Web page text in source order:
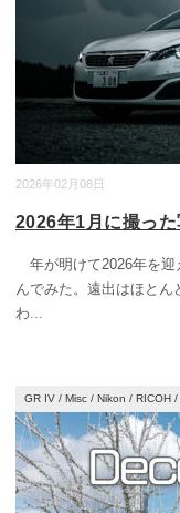
2026年02月08日
2026年1月に撮っ
年が明けて2026年を迎
んでみた。遠出はほと
わ...
GR IV / Misc / Nikon / RICOH /